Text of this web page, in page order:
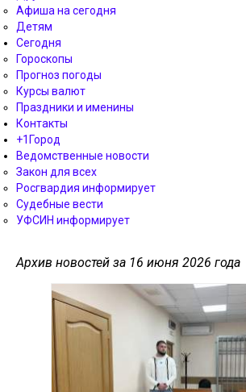
Афиша на сегодня
Детям
Сегодня
Гороскопы
Прогноз погоды
Курсы валют
Праздники и именины
Контакты
+1Город
Ведомственные новости
Закон для всех
Росгвардия информирует
Судебные вести
УФСИН информирует
Архив новостей за 16 июня 2026 года